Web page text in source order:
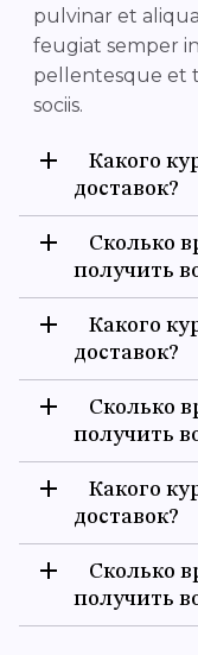
pulvinar et
feugiat semper
pellentesque et
sociis.
Какого
доставок?
Сколько
получить
Какого
доставок?
Сколько
получить
Какого
доставок?
Сколько
получить